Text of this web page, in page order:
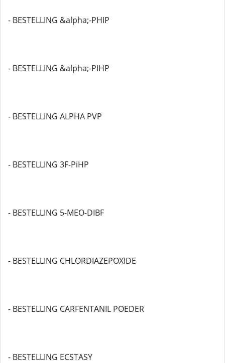
- BESTELLING &alpha;-PHIP
- BESTELLING &alpha;-PIHP
- BESTELLING ALPHA PVP
- BESTELLING 3F-PiHP
- BESTELLING 5-MEO-DIBF
- BESTELLING CHLORDIAZEPOXIDE
- BESTELLING CARFENTANIL POEDER
- BESTELLING ECSTASY